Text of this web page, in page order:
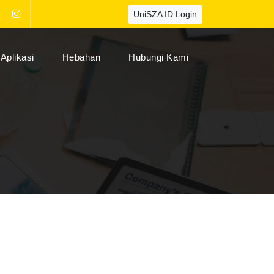
UniSZA ID Login
Hebahan Hubungi Kami